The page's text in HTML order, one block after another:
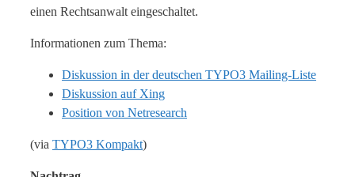
einen Rechtsanwalt eingeschaltet.
Informationen zum Thema:
Diskussion in der deutschen TYPO3 Mailing-Liste
Diskussion auf Xing
Position von Netresearch
(via TYPO3 Kompakt)